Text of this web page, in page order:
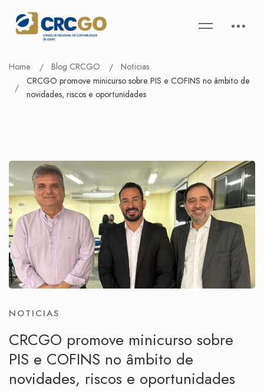
Home Blog CRCGO
Noticias
CRCGO promove minicurso sobre PIS e COFINS no âmbito de
novidades, riscos e oportunidades
NOTICIAS
CRCGO promove minicurso sobre
PIS e COFINS no âmbito de
novidades, riscos e oportunidades